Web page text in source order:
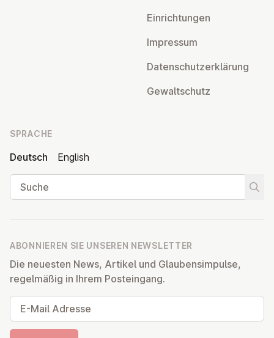
Ein­rich­tun­gen
Impressum
Da­ten­schutz­er­klä­rung
Ge­walt­schutz
SPRACHE
Deutsch
English
Suche
ABONNIEREN SIE UNSEREN NEWSLETTER
Die neuesten News, Artikel und Glaubensimpulse,
regelmäßig in Ihrem Posteingang.
E-Mail Adresse